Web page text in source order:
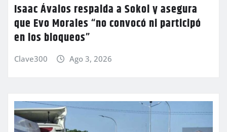
Isaac Ávalos respalda a Sokol y asegura
que Evo Morales “no convocó ni participó
en los bloqueos”
Clave300 Ago 3, 2026